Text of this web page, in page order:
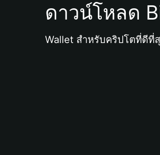
ดาวน์โหลด
Wallet สำหรับคริปโตที่ดีที่